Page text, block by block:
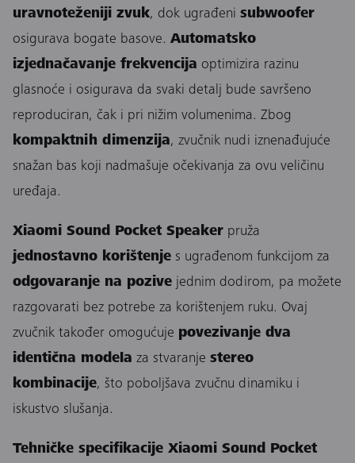
uravnoteženiji zvuk, dok ugrađeni subwoofer
osigurava bogate basove. Automatsko
izjednačavanje frekvencija optimizira razinu
glasnoće i osigurava da svaki detalj bude savršeno
reproduciran, čak i pri nižim volumenima. Zbog
kompaktnih dimenzija, zvučnik nudi iznenađujuće
snažan bas koji nadmašuje očekivanja za ovu veličinu
uređaja.
Xiaomi Sound Pocket Speaker pruža
jednostavno korištenje s ugrađenom funkcijom za
odgovaranje na pozive jednim dodirom, pa možete
razgovarati bez potrebe za korištenjem ruku. Ovaj
zvučnik također omogućuje povezivanje dva
identična modela za stvaranje stereo
kombinacije, što poboljšava zvučnu dinamiku i
iskustvo slušanja.
Tehničke specifikacije Xiaomi Sound Pocket